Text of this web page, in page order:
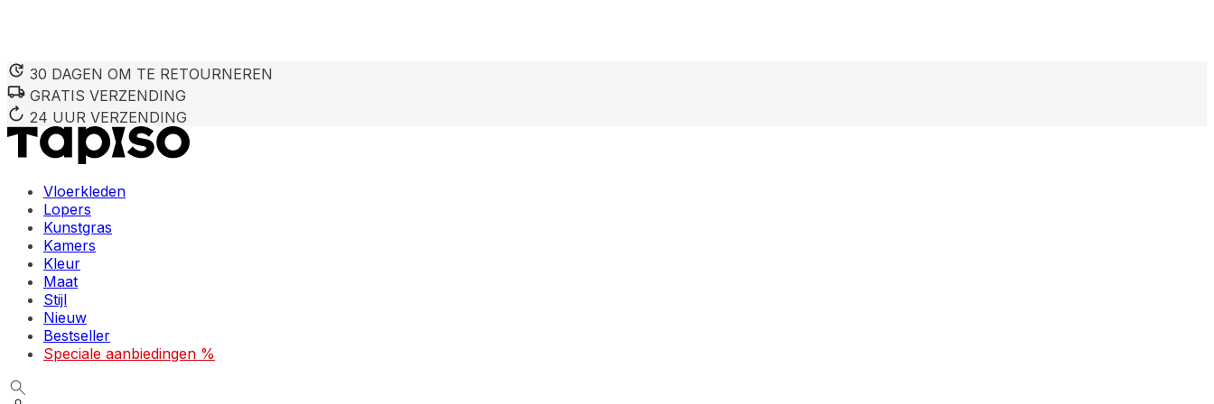
30 DAGEN OM TE RETOURNEREN
GRATIS VERZENDING
24 UUR VERZENDING
Vloerkleden
Lopers
Kunstgras
Kamers
Kleur
Maat
Stijl
Nieuw
Bestseller
Speciale aanbiedingen %